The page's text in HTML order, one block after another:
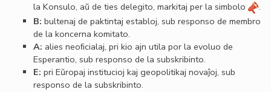
la Konsulo, aŭ de ties delegito, markitaj per la simbolo
.
B: bultenaj de paktintaj establoj, sub responso de membro
de la koncerna komitato.
A: alies neoﬁcialaj, pri kio ajn utila por la evoluo de
Esperantio, sub responso de la subskribinto.
E: pri Eŭropaj institucioj kaj geopolitikaj novaĵoj, sub
responso de la subskribinto.